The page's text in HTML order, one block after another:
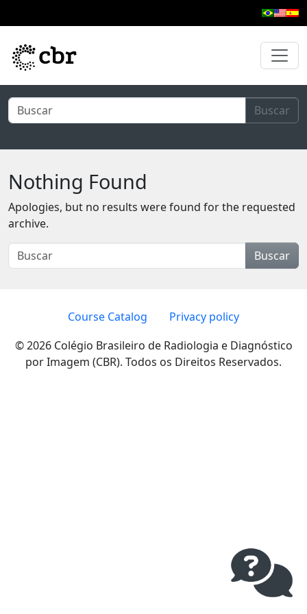
Buscar
Nothing Found
Apologies, but no results were found for the requested
archive.
Buscar
Course Catalog
Privacy policy
© 2026 Colégio Brasileiro de Radiologia e Diagnóstico
por Imagem (CBR). Todos os Direitos Reservados.